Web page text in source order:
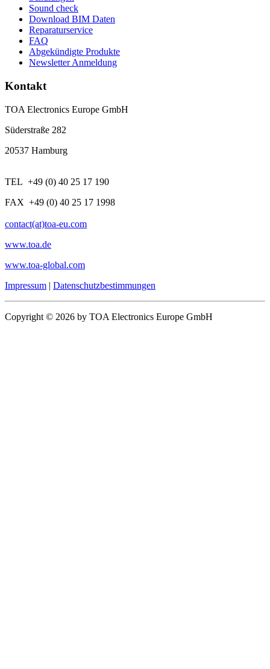
Sound check
Download BIM Daten
Reparaturservice
FAQ
Abgekündigte Produkte
Newsletter Anmeldung
Kontakt
TOA Electronics Europe GmbH
Süderstraße 282
20537 Hamburg
TEL +49 (0) 40 25 17 190
FAX +49 (0) 40 25 17 1998
contact(at)toa-eu.com
www.toa.de
www.toa-global.com
Impressum | Datenschutzbestimmungen
Copyright © 2026 by TOA Electronics Europe GmbH